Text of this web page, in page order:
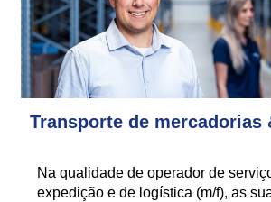
Transporte de mercadorias
Na qualidade de operador de
expedição e de logística (m/f), as